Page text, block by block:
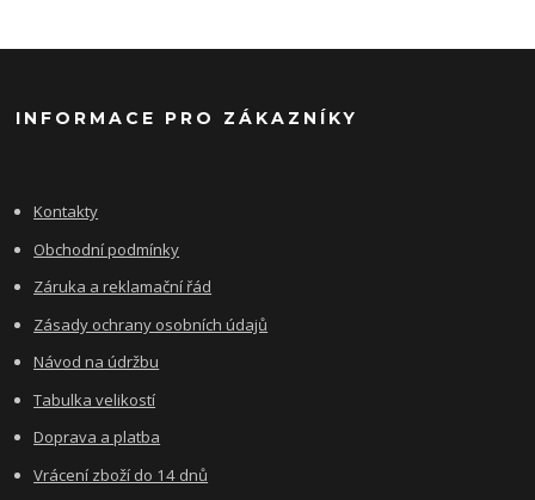
INFORMACE PRO ZÁKAZNÍKY
Kontakty
Obchodní podmínky
Záruka a reklamační řád
Zásady ochrany osobních údajů
Návod na údržbu
Tabulka velikostí
Doprava a platba
Vrácení zboží do 14 dnů